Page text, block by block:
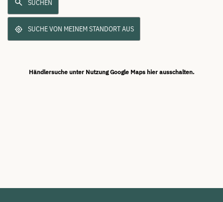
SUCHEN
SUCHE VON MEINEM STANDORT AUS
Händlersuche unter Nutzung Google Maps hier ausschalten.